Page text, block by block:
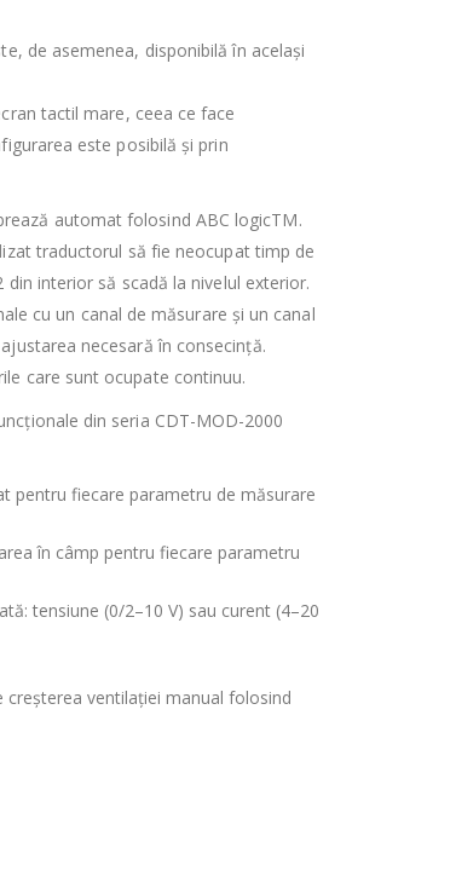
de asemenea, disponibilă în același
tactil mare, ceea ce face
este posibilă și prin
automat folosind ABC logicTM.
traductorul să fie neocupat timp de
interior să scadă la nivelul exterior.
cu un canal de măsurare și un canal
necesară în consecință.
care sunt ocupate continuu.
din seria CDT-MOD-2000
pentru fiecare parametru de măsurare
în câmp pentru fiecare parametru
tensiune (0/2–10 V) sau curent (4–20
ventilației manual folosind